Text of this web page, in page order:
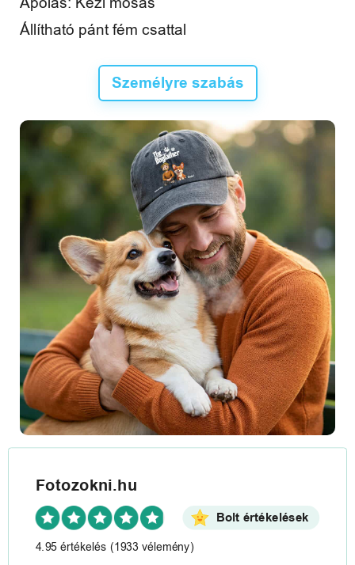
Állítható pánt fém csattal
Személyre szabás
Fotozokni.hu
Bolt értékelések
4.95 értékelés (1933 vélemény)